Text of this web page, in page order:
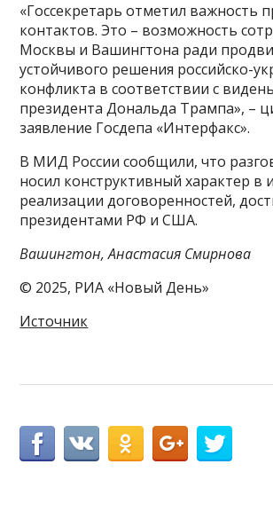
«Госсекретарь отметил важность
контактов. Это – возможность
Москвы и Вашингтона ради
устойчивого решения российско-
конфликта в соответствии с
президента Дональда Трампа», –
заявление Госдепа «Интерфакс».
В МИД России сообщили, что
носил конструктивный характер в
реализации договоренностей,
президентами РФ и США.
Вашингтон, Анастасия Смирнова
© 2025, РИА «Новый День»
Источник